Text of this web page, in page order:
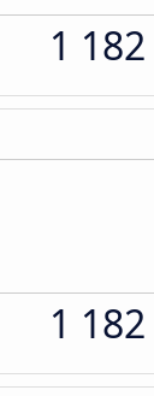
1
1